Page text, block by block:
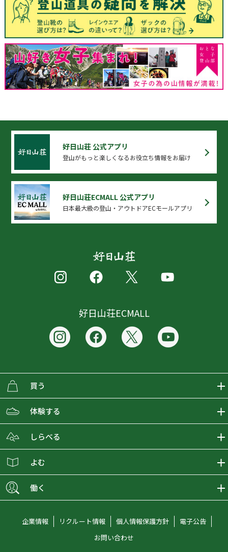
好日山荘 公式アプリ
登山がもっと楽しくなるお役立ち情報をお届け
好日山荘ECMALL 公式アプリ
日本最大級の登山・アウトドアECモールアプリ
好日山荘ECMALL
買う
ECMALLの商品をさがす
取り扱いブランド一覧
ショップブログ
会員募集
体験する
おとな女子登山部
グラビティリサーチ
しらべる
登山レポート
オンラインコンシェルジュ
よむ
好日山荘マガジン
働く
企業情報 リクルート情報 個人情報保護方針
電子公告
お問い合わせ